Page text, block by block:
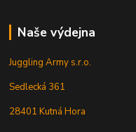
Naše výdejna
Juggling Army s.r.o.
Sedlecká 361
28401 Kutná Hora